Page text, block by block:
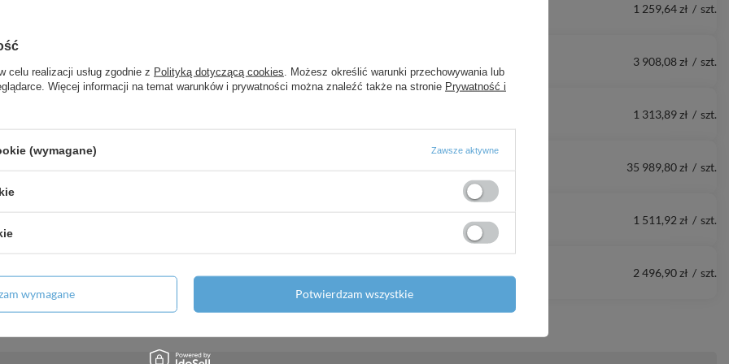
1 259,64 zł / szt.
zgodna z normą EN
3 908,08 zł / szt.
wyciągana wylewka, 1jet, sBox,
1 313,89 zł / szt.
35 989,80 zł / szt.
podtynkowa, Biały Matowy 1 511,92 zł / szt.
uchwytem Pin i niezamykanym
2 496,90 zł / szt.
celu realizacji usług zgodnie z Polityką dotyczącą cookies . Możesz określić warunki przechowywania lub
Więcej informacji na temat warunków i prywatności można znaleźć także na stronie Prywatność i
(wymagane) Zawsze aktywne
wymagane Potwierdzam wszystkie